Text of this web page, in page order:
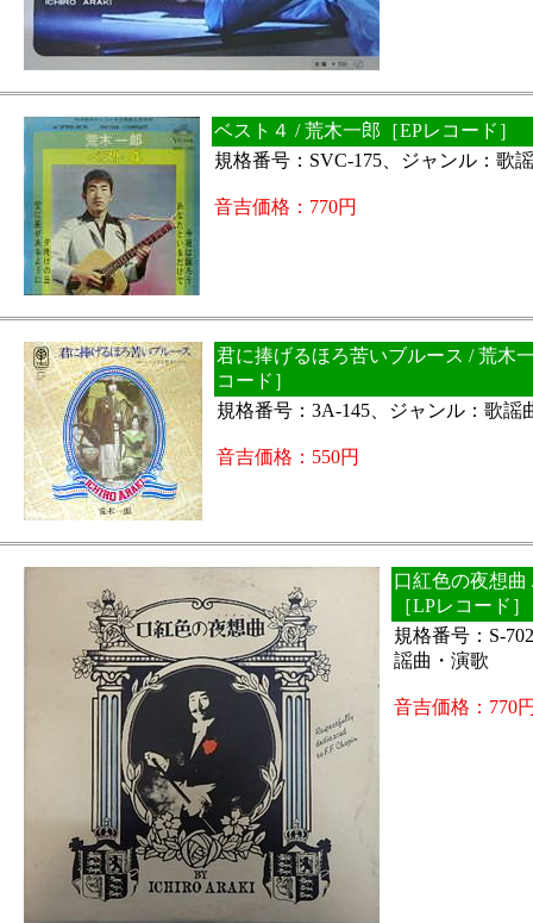
ベスト４ / 荒木一郎［EPレコード］
規格番号：SVC-175、ジャンル：歌
音吉価格：770円
君に捧げるほろ苦いブルース / 荒木
コード］
規格番号：3A-145、ジャンル：歌謡
音吉価格：550円
口紅色の夜想曲
［LPレコード］
規格番号：S-
謡曲・演歌
音吉価格：770